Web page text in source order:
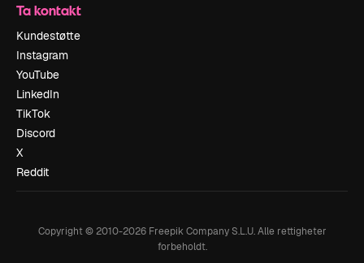
Ta kontakt
Kundestøtte
Instagram
YouTube
LinkedIn
TikTok
Discord
X
Reddit
Copyright © 2010-2026Freepik Company S.L.U. Alle rettigheter
forbeholdt.